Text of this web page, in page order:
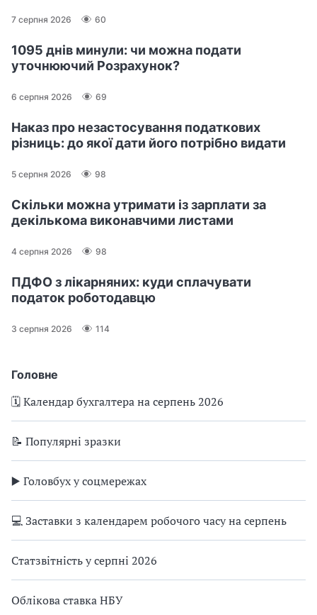
Головне
🗓️ Календар бухгалтера на серпень 2026
📝 Популярні зразки
▶️ Головбух у соцмережах
💻 Заставки з календарем робочого часу на серпень
Статзвітність у серпні 2026
Облікова ставка НБУ
7 серпня 2026 60
1095 днів минули: чи можна подати
уточнюючий Розрахунок?
6 серпня 2026 69
Наказ про незастосування податкових
різниць: до якої дати його потрібно видати
5 серпня 2026 98
Скільки можна утримати із зарплати за
декількома виконавчими листами
4 серпня 2026 98
ПДФО з лікарняних: куди сплачувати
податок роботодавцю
3 серпня 2026 114